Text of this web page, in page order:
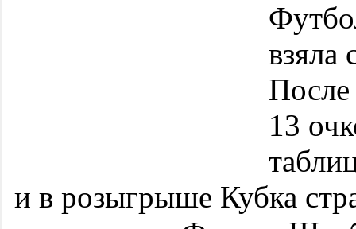
взяла
После
13
и в розыгрыше Кубка